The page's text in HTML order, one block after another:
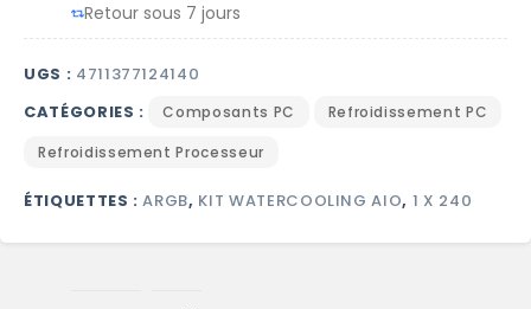
Retour sous 7 jours
UGS : 4711377124140
CATÉGORIES :
Composants PC
Refroidissement PC
Refroidissement Processeur
ÉTIQUETTES :ARGB, KIT WATERCOOLING AIO, 1 X 240